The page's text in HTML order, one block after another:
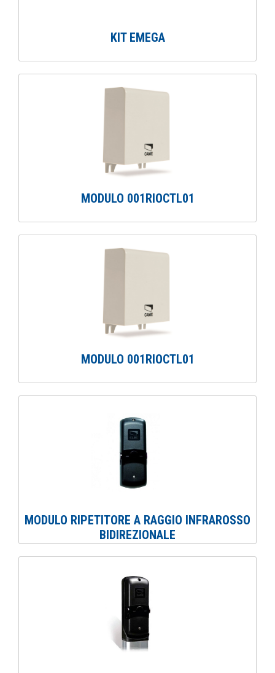
KIT EMEGA
MODULO 001RIOCTL01
MODULO 001RIOCTL01
MODULO RIPETITORE A RAGGIO INFRAROSSO
BIDIREZIONALE